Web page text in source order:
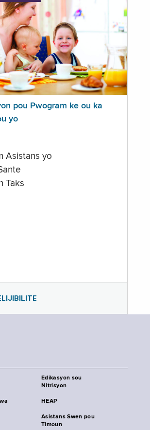
pou Pwogram ke ou ka
yo
Asistans yo
Taks
Edikasyon sou
Nitrisyon
HEAP
Asistans Swen pou
Timoun